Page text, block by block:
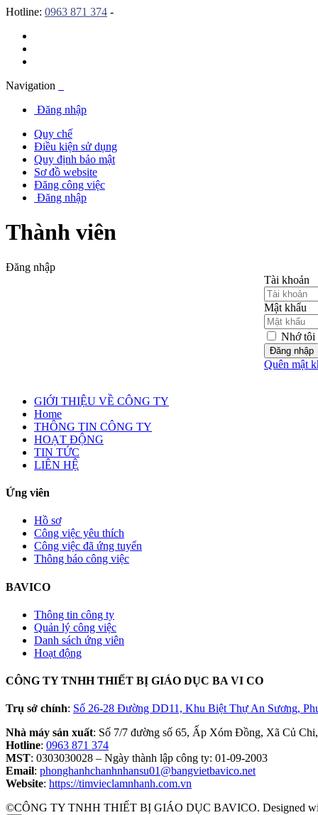
Hotline: 0963 871 374 -
Navigation
Đăng nhập
Quy chế
Điều kiện sử dụng
Quy định bảo mật
Sơ đồ website
Đăng công việc
Đăng nhập
Thành viên
Đăng nhập
Tài khoản
Mật khẩu
Nhớ tôi
Đăng nhập
Quên mật
GIỚI THIỆU VỀ CÔNG TY
Home
THÔNG TIN CÔNG TY
HOẠT ĐỘNG
TIN TỨC
LIÊN HỆ
Ứng viên
Hồ sơ
Công việc yêu thích
Công việc đã ứng tuyển
Thông báo công việc
BAVICO
Thông tin công ty
Quản lý công việc
Danh sách ứng viên
Hoạt động
CÔNG TY TNHH THIẾT BỊ GIÁO DỤC BA VI CO
Trụ sở chính: Số 26-28 Đường DD11, Khu Biệt Thự An Sương,
Nhà máy sản xuất: Số 7/7 đường số 65, Ấp Xóm Đồng, Xã Củ
Hotline: 0963 871 374
MST: 0303030028 – Ngày thành lập công ty: 01-09-2003
Email: phonghanhchanhnhansu01@bangvietbavico.net
Website: https://timvieclamnhanh.com.vn
©CÔNG TY TNHH THIẾT BỊ GIÁO DỤC BAVICO. Designed